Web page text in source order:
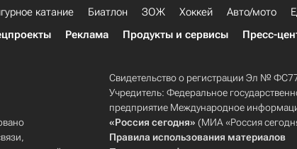
катание Биатлон ЗОЖ Хоккей Авто/мото
Реклама Продукты и сервисы Пресс-
Свидетельство о регистрации Эл №
Учредитель: Федеральное
предприятие Международное
«Россия сегодня» (МИА «Россия
Правила использования материалов